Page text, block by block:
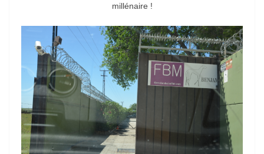
millénaire !